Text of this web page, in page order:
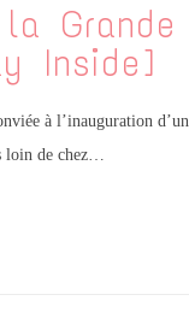
Grande
Inside]
à l’inauguration d’un
loin de chez…